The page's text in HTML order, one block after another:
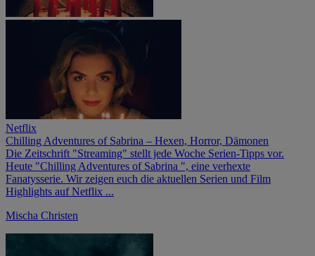
Netflix
Chilling Adventures of Sabrina – Hexen, Horror, Dämonen
Die Zeitschrift "Streaming" stellt jede Woche Serien-Tipps vor.
Heute "Chilling Adventures of Sabrina ", eine verhexte
Fanatysserie. Wir zeigen euch die aktuellen Serien und Film
Highlights auf Netflix ...
Mischa Christen